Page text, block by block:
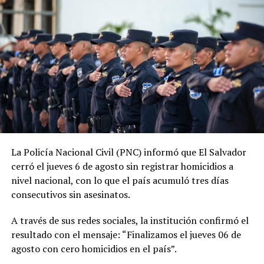
administración, la PNC contabiliza 1,288 jornadas sin
ADVERTISEMENT
que va del año, las autoridades reportan 185 días sin
homicidios, mientras que 2025 también cerró con
indicadores favorables en materia de seguridad.
que el Gobierno mantendrá las acciones para localizar y
capturar a integrantes de estructuras criminales que
aún permanezcan activos.
La Policía Nacional Civil (PNC) informó que El Salvador
cerró el jueves 6 de agosto sin registrar homicidios a
nivel nacional, con lo que el país acumuló tres días
consecutivos sin asesinatos.
A través de sus redes sociales, la institución confirmó el
resultado con el mensaje: “Finalizamos el jueves 06 de
agosto con cero homicidios en el país”.